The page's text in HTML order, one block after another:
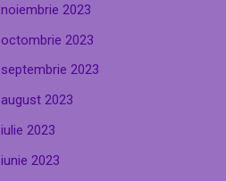
noiembrie 2023
octombrie 2023
septembrie 2023
august 2023
iulie 2023
iunie 2023